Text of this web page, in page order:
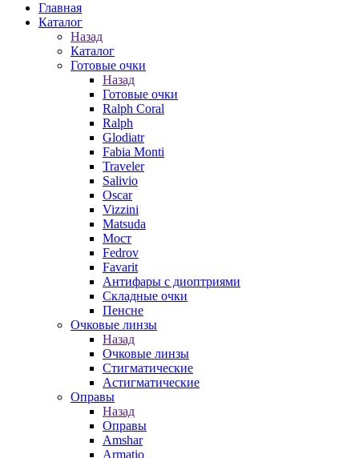
Главная
Каталог
Назад
Каталог
Готовые очки
Назад
Готовые очки
Ralph Coral
Ralph
Glodiatr
Fabia Monti
Traveler
Salivio
Oscar
Vizzini
Matsuda
Мост
Fedrov
Favarit
Антифары с диоптриями
Складные очки
Пенсне
Очковые линзы
Назад
Очковые линзы
Стигматические
Астигматические
Оправы
Назад
Оправы
Amshar
Armatio